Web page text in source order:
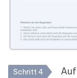
Schritt 4